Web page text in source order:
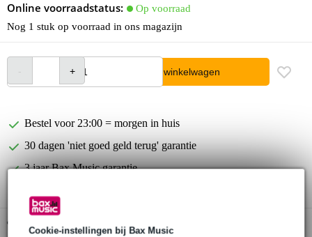
Cookie-instellingen bij Bax Music
Online voorraadstatus:
Op voorraad
Nog 1 stuk op voorraad in ons magazijn
In winkelwagen
Bestel voor 23:00 = morgen in huis
30 dagen 'niet goed geld terug' garantie
3 jaar Bax Music garantie
Gratis ophalen in de winkel